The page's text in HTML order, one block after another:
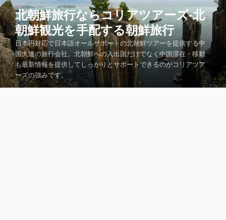
コ
ン
テ
ン
ツ
へ
ス
キ
北朝鮮旅行ならコリアツアーズ-北
朝鮮観光を手配する朝鮮旅行
日本円対応で日本語オールサポートの北朝鮮ツアーを提供する中
国大連の旅行会社。北朝鮮への入出国だけでなく中国滞在・移動
も最新情報を提供してしっかりとサポートできるのがコリアツア
ーズの強みです。